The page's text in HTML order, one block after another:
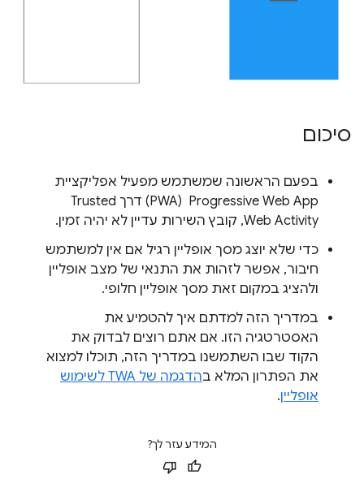
סיכום
בפעם הראשונה שמשתמש מפעיל אפליקציית
Progressive Web App ‏ (PWA) דרך Trusted
Web Activity, קובץ השירות עדיין לא יהיה זמין.
כדי שלא יוצג מסך אופליין רגיל אם אין למשתמש
חיבור, אפשר לזהות את התנאי של מצב אופליין
ולהציג במקום זאת מסך אופליין חלופי.
במדריך הזה למדתם איך להטמיע את
האסטרטגיה הזו. אם אתם רוצים לבדוק את
הקוד שבו השתמשנו במדריך הזה, תוכלו למצוא
את הפתרון המלא ב
הדגמה של TWA לשימוש
אופליין.
המידע עזר לך?